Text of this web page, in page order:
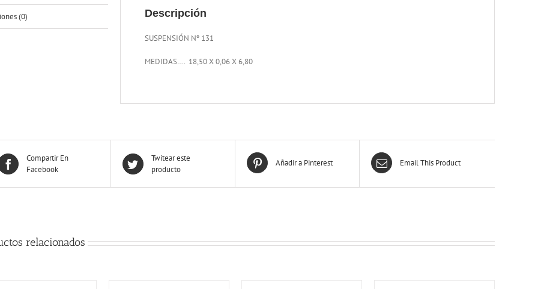
(0) Descripción
SUSPENSIÓN Nº 131
MEDIDAS…. 18,50 X 0,06 X 6,80
Compartir En
Facebook
Twitear este
producto
Añadir a Pinterest Email This Product
relacionados